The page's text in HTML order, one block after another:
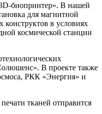
биопринтер». В нашей
для магнитной
в условиях
космической станции
В проекте также
РКК «Энергия» и